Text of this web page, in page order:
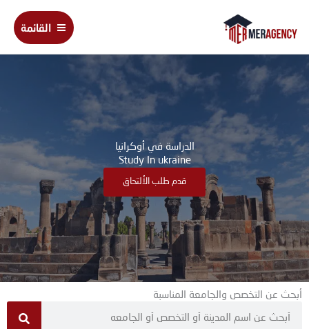
المحتوى
Main
Menu
القائمة
الدراسة في أوكرانيا
Study In ukraine
قدم طلب الألتحاق
أبحث عن التخصص والجامعة المناسبة